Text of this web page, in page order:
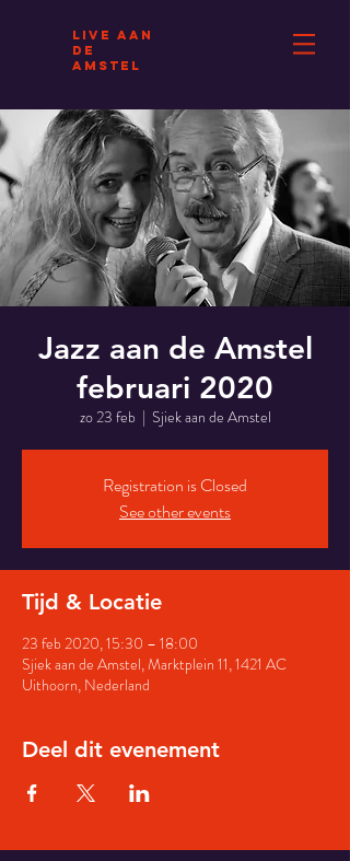
Live AAN
DE
AMSTEL
Jazz aan de Amstel
februari 2020
zo 23 feb
  |
Sjiek aan de Amstel
Registration is Closed
See other events
Tijd & Locatie
23 feb 2020, 15:30 – 18:00
Sjiek aan de Amstel, Marktplein 11, 1421 AC
Uithoorn, Nederland
Deel dit evenement